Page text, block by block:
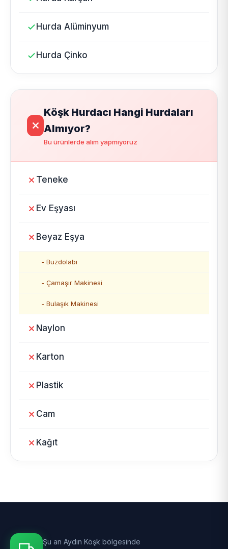
Hurda Alüminyum
Hurda Çinko
Köşk Hurdacı Hangi Hurdaları
Almıyor?
Bu ürünlerde alım yapmıyoruz
Teneke
Ev Eşyası
Beyaz Eşya
- Buzdolabı
- Çamaşır Makinesi
- Bulaşık Makinesi
Naylon
Karton
Plastik
Cam
Kağıt
Şu an Aydın Köşk bölgesinde